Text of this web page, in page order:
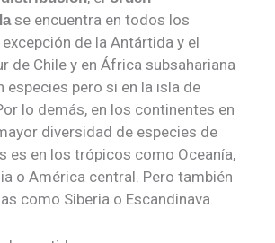
se encuentra en todos los
de la Antártida y el
de Chile y en África subsahariana
especies pero si en la isla de
lo demás, en los continentes en
diversidad de especies de
es en los trópicos como Oceanía,
o América central. Pero también
como Siberia o Escandinava.